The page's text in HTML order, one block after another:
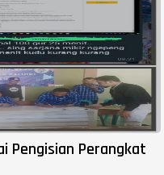
Pengisian Perangkat